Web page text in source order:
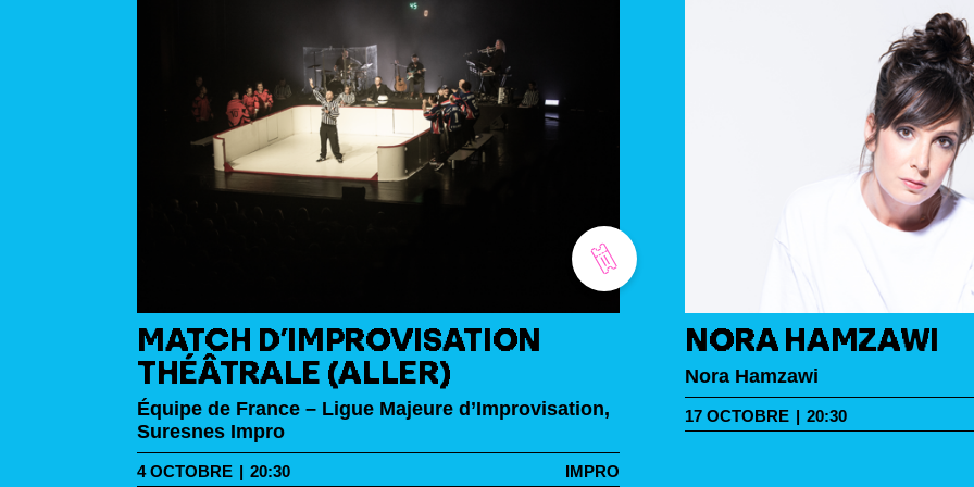
MATCH D’IMPROVISATION
THÉÂTRALE (ALLER)
Équipe de France – Ligue Majeure d’Improvisation,
Suresnes Impro
4OCTOBRE | 20:30 IMPRO
NORA HAMZAWI
Nora Hamzawi
17 OCTOBRE | 20:30